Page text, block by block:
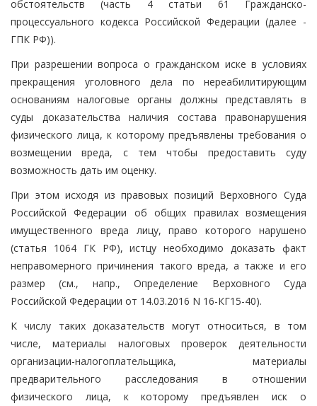
обстоятельств (часть 4 статьи 61 Гражданско-
процессуального кодекса Российской Федерации (далее -
ГПК РФ)).
При разрешении вопроса о гражданском иске в условиях
прекращения уголовного дела по нереабилитирующим
основаниям налоговые органы должны представлять в
суды доказательства наличия состава правонарушения
физического лица, к которому предъявлены требования о
возмещении вреда, с тем чтобы предоставить суду
возможность дать им оценку.
При этом исходя из правовых позиций Верховного Суда
Российской Федерации об общих правилах возмещения
имущественного вреда лицу, право которого нарушено
(статья 1064 ГК РФ), истцу необходимо доказать факт
неправомерного причинения такого вреда, а также и его
размер (см., напр., Определение Верховного Суда
Российской Федерации от 14.03.2016 N 16-КГ15-40).
К числу таких доказательств могут относиться, в том
числе, материалы налоговых проверок деятельности
организации-налогоплательщика, материалы
предварительного расследования в отношении
физического лица, к которому предъявлен иск о